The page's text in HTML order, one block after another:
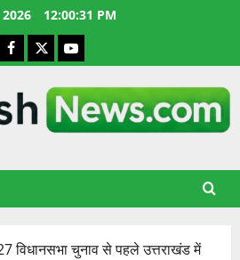
12:00:32 PM
Facebook
X YouTube
विधानसभा चुनाव से पहले उत्तराखंड में